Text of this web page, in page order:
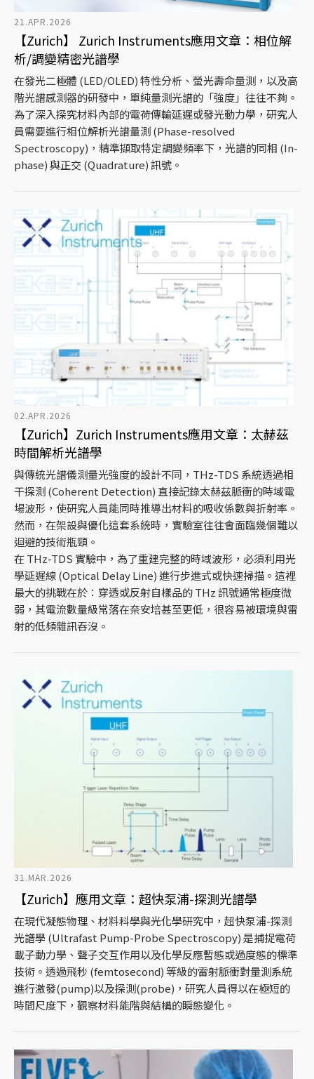
21.APR.2026
【Zurich】 Zurich Instruments應用文章：相位解
析/調變精密光譜學
在發光二極體 (LED/OLED) 特性分析、螢光壽命量測，以及高
階光譜感測器的研發中，單純量測光譜的「強度」往往不夠。
為了深入探究材料內部的電荷傳輸延遲或發光動力學，研究人
員需要進行相位解析光譜量測 (Phase-resolved
Spectroscopy)，精準擷取特定調變頻率下，光譜的同相 (In-
phase) 與正交 (Quadrature) 訊號。
02.APR.2026
【Zurich】Zurich Instruments應用文章：太赫茲
時間解析光譜學
與傳統光譜儀測量光強度的設計不同，THz-TDS 系統透過相
干探測 (Coherent Detection) 直接記錄太赫茲脈衝的時域電
場波形，使研究人員能同時推導出材料的吸收係數與折射率。
然而，在架設與優化這套系統時，實驗室往往會面臨幾個難以
迴避的技術瓶頸。
在 THz-TDS 實驗中，為了重建完整的時域波形，必須利用光
學延遲線 (Optical Delay Line) 進行步進式或快速掃描。這裡
最大的挑戰在於：穿透或反射自樣品的 THz 訊號通常極度微
弱，其電流數量級常落在奈安培甚至更低，很容易被環境與雷
射的低頻雜訊吞沒。
31.MAR.2026
【Zurich】應用文章：超快泵浦-探測光譜學
在現代凝態物理、材料科學與光化學研究中，超快泵浦-探測
光譜學 (Ultrafast Pump-Probe Spectroscopy) 是捕捉電荷
載子動力學、聲子交互作用以及化學反應暫態或過度態的標準
技術。透過飛秒 (femtosecond) 等級的雷射脈衝對量測系統
進行激發(pump)以及探測(probe)，研究人員得以在極短的
時間尺度下，觀察材料能階與結構的瞬態變化。